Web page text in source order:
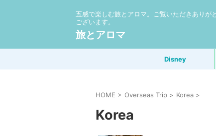
五感で楽しむ旅とアロマ。ご覧いただきありが
ございます。
旅とアロマ
Disney
HOME > Overseas Trip > Korea >
Korea